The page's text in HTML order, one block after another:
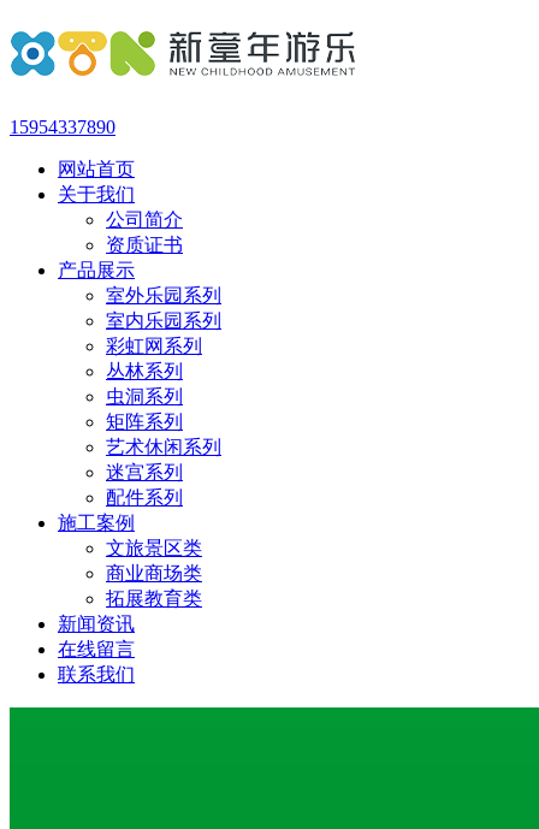
15954337890
网站首页
关于我们
公司简介
资质证书
产品展示
室外乐园系列
室内乐园系列
彩虹网系列
丛林系列
虫洞系列
矩阵系列
艺术休闲系列
迷宫系列
配件系列
施工案例
文旅景区类
商业商场类
拓展教育类
新闻资讯
在线留言
联系我们